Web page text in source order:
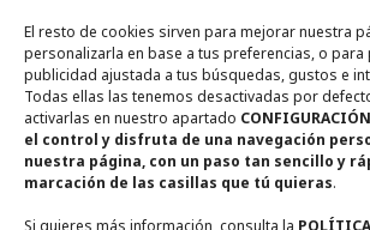
El resto de cookies sirven para mejorar nuestra
personalizarla en base a tus preferencias, o
publicidad ajustada a tus búsquedas, gustos e
Todas ellas las tenemos desactivadas por
activarlas en nuestro apartado
el control y disfruta de una navegación
nuestra página, con un paso tan sencillo y
marcación de las casillas que tú quieras.
Si quieres más información, consulta la
+ 34 655948356
casaruralmiradorderuidera@gmail.com